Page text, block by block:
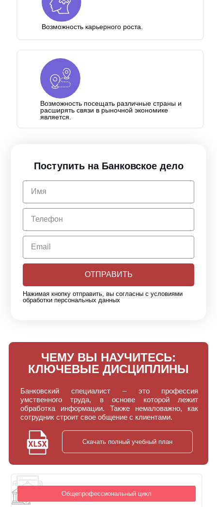
Возможность карьерного роста.
Возможность посещать различные страны и
расширять связи в рыночной экономике
является.
Поступить на Банковское дело
ОТПРАВИТЬ
Нажимая кнопку отправить, вы согласны с условиями
обработки персональных данных
ЧЕМУ ВЫ НАУЧИТЕСЬ:
КЛЮЧЕВЫЕ ДИСЦИПЛИНЫ
Банковский специалист – это профессия
умственного труда, в основе которой лежит
обработка информации. Также немаловажно, как
сотрудник строит свое общение с клиентами.
Скачать полный учебный план
Общепрофессиональный цикл